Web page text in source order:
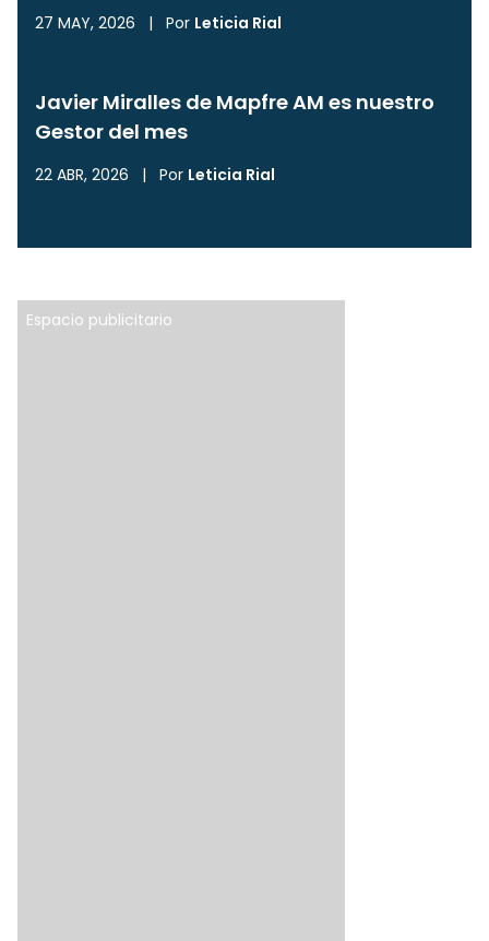
27 MAY, 2026 | Por Leticia Rial
Javier Miralles de Mapfre AM es nuestro
Gestor del mes
22 ABR, 2026 | Por Leticia Rial
Espacio publicitario